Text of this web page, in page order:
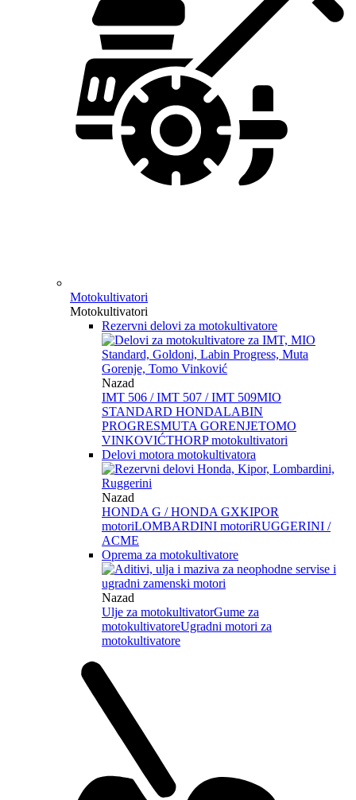
Motokultivatori
Motokultivatori
Rezervni delovi za motokultivatore
Nazad
IMT 506 / IMT 507 / IMT 509MIO
STANDARD HONDALABIN
PROGRESMUTA GORENJETOMO
VINKOVIĆTHORP motokultivatori
Delovi motora motokultivatora
Nazad
HONDA G / HONDA GXKIPOR
motoriLOMBARDINI motoriRUGGERINI /
ACME
Oprema za motokultivatore
Nazad
Ulje za motokultivatorGume za
motokultivatoreUgradni motori za
motokultivatore